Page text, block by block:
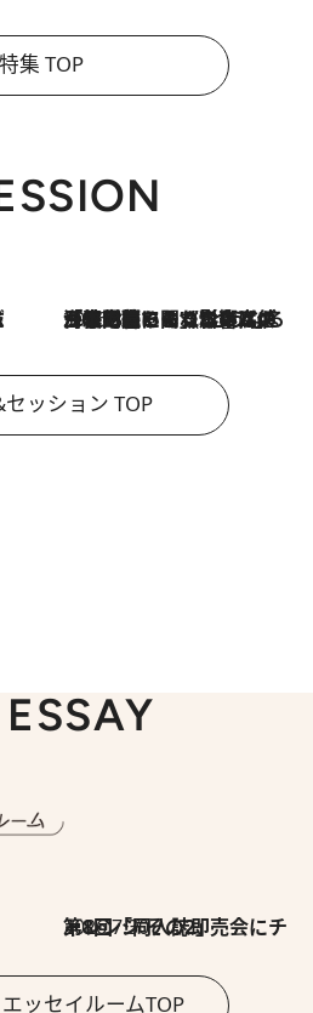
特集 TOP
2026.8.3
「住宅建てられない…」「サーチャージ料の高値が続いている」ホルムズ海峡封鎖による影響はいつまで続く？《エネルギー専門家に聞く“どうなる日本の暮らし”》
セッション TOP
2026.7.30
第8回「同人誌即売会にチャレンジ その2」
ッセイルームTOP